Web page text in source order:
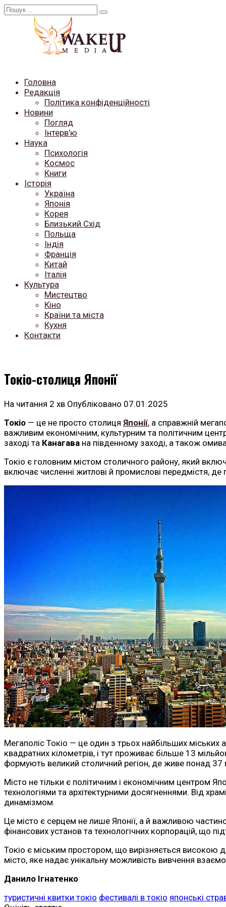
Перейти
Search
Головна
Редакція
Політика конфіденційності
Новини
Погляд
Інтерв’ю
Наука
Психологія
Космос
Книги
Історія
Україна
Японія
Корея
Близький Схід
Польща
Індія
Франція
Китай
Італія
Культура
Мистецтво
Кіно
Країни та міста
Кухня
Контакти
Токіо-столиця Японії
На читання 2 хв Опубліковано 07.01.2025
Токіо — це не просто столиця Японії, а справжній
важливим економічним, культурним та політичним
заході та Канагава на південному заході, а також
Токіо є головним містом столичного району, який
включає численні житлові й промислові передмістя,
Мегаполіс Токіо — це один з трьох найбільших
квадратних кілометрів, і тут проживає більше 13
формують великий столичний регіон, де живе понад 37
Місто не тільки є політичним і економічним центром
технологіями та архітектурними досягненнями. Від
динамізмом.
Це місто є серцем не лише Японії, а й важливою
фінансових установ та технологічних корпорацій, що
Токіо є міським простором, що вирізняється високою
місто, яке надає унікальну можливість вивчення
Данило Ігнатенко
туристичні квитки токіо фестивалі в токіо японські